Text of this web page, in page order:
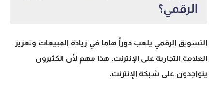
الرقمي؟
التسويق الرقمي يلعب دوراً هاما في زيادة المبيعات وتعزيز
العلامة التجارية على الإنترنت. هذا مهم لأن الكثيرون
يتواجدون على شبكة الإنترنت.